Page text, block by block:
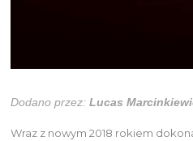
Dodano przez: Lucas
Wraz z nowym 2018 rokiem